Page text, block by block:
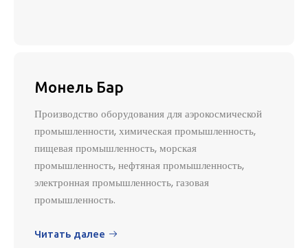
Монель Бар
Производство оборудования для аэрокосмической
промышленности, химическая промышленность,
пищевая промышленность, морская
промышленность, нефтяная промышленность,
электронная промышленность, газовая
промышленность.
Читать далее 